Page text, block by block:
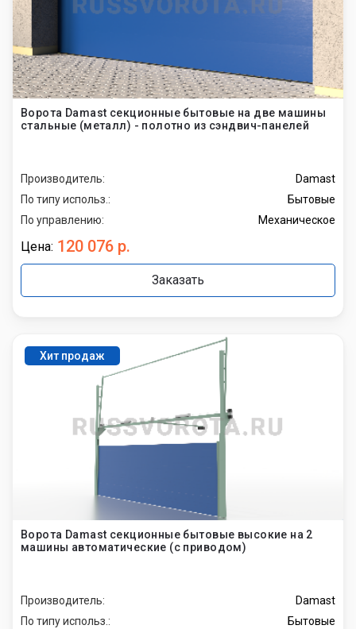
Ворота Damast секционные бытовые на две машины
стальные (металл) - полотно из сэндвич-панелей
Производитель:
Damast
По типу использ.:
Бытовые
По управлению:
Механическое
Цена: 120 076 р.
Заказать
Хит продаж
Ворота Damast секционные бытовые высокие на 2
машины автоматические (с приводом)
Производитель:
Damast
По типу использ.:
Бытовые